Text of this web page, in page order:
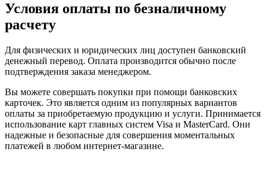
Условия оплаты по безналичному
расчету
Для физических и юридических лиц доступен банковский
денежный перевод. Оплата производится обычно после
подтверждения заказа менеджером.
Вы можете совершать покупки при помощи банковских
карточек. Это является одним из популярных вариантов
оплаты за приобретаемую продукцию и услуги. Принимается
использование карт главных систем Visa и MasterCard. Они
надежные и безопасные для совершения моментальных
платежей в любом интернет-магазине.